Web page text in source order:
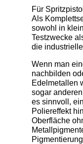
Für
Als
sowohl in
Testzwecke
die
Wenn man
nachbilden
Edelmetallen
sogar
es sinnvoll,
Poliereffekt
Oberfläche